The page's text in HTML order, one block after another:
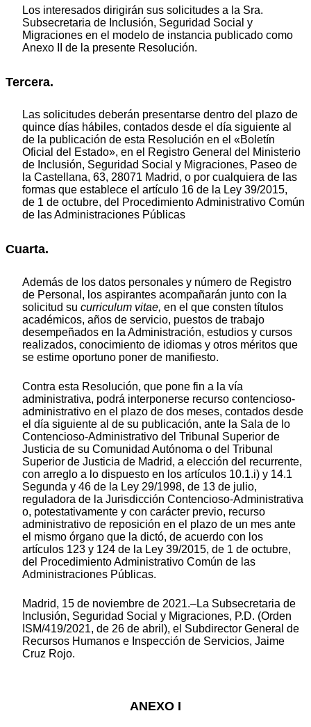
Los interesados dirigirán sus solicitudes a la Sra.
Subsecretaria de Inclusión, Seguridad Social y
Migraciones en el modelo de instancia publicado como
Anexo II de la presente Resolución.
Tercera.
Las solicitudes deberán presentarse dentro del plazo de
quince días hábiles, contados desde el día siguiente al
de la publicación de esta Resolución en el «Boletín
Oficial del Estado», en el Registro General del Ministerio
de Inclusión, Seguridad Social y Migraciones, Paseo de
la Castellana, 63, 28071 Madrid, o por cualquiera de las
formas que establece el artículo 16 de la Ley 39/2015,
de 1 de octubre, del Procedimiento Administrativo Común
de las Administraciones Públicas
Cuarta.
Además de los datos personales y número de Registro
de Personal, los aspirantes acompañarán junto con la
solicitud su curriculum vitae, en el que consten títulos
académicos, años de servicio, puestos de trabajo
desempeñados en la Administración, estudios y cursos
realizados, conocimiento de idiomas y otros méritos que
se estime oportuno poner de manifiesto.
Contra esta Resolución, que pone fin a la vía
administrativa, podrá interponerse recurso contencioso-
administrativo en el plazo de dos meses, contados desde
el día siguiente al de su publicación, ante la Sala de lo
Contencioso-Administrativo del Tribunal Superior de
Justicia de su Comunidad Autónoma o del Tribunal
Superior de Justicia de Madrid, a elección del recurrente,
con arreglo a lo dispuesto en los artículos 10.1.i) y 14.1
Segunda y 46 de la Ley 29/1998, de 13 de julio,
reguladora de la Jurisdicción Contencioso-Administrativa
o, potestativamente y con carácter previo, recurso
administrativo de reposición en el plazo de un mes ante
el mismo órgano que la dictó, de acuerdo con los
artículos 123 y 124 de la Ley 39/2015, de 1 de octubre,
del Procedimiento Administrativo Común de las
Administraciones Públicas.
Madrid, 15 de noviembre de 2021.–La Subsecretaria de
Inclusión, Seguridad Social y Migraciones, P.D. (Orden
ISM/419/2021, de 26 de abril), el Subdirector General de
Recursos Humanos e Inspección de Servicios, Jaime
Cruz Rojo.
ANEXO I